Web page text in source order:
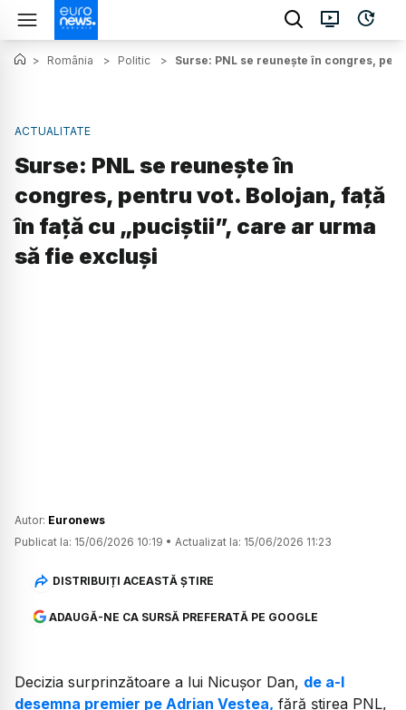
> România > Politic > Surse: PNL se reunește în congres,
ACTUALITATE
Surse: PNL se reunește în
congres, pentru vot. Bolojan, față
în față cu „puciștii”, care ar urma
să fie excluși
Autor: Euronews
Publicat la: 15/06/2026 10:19 • Actualizat la: 15/06/2026 11:23
DISTRIBUIȚI ACEASTĂ ȘTIRE
ADAUGĂ-NE CA SURSĂ PREFERATĂ PE GOOGLE
Decizia surprinzătoare a lui Nicușor Dan, de a-l
desemna premier pe Adrian Veștea, fără știrea PNL,